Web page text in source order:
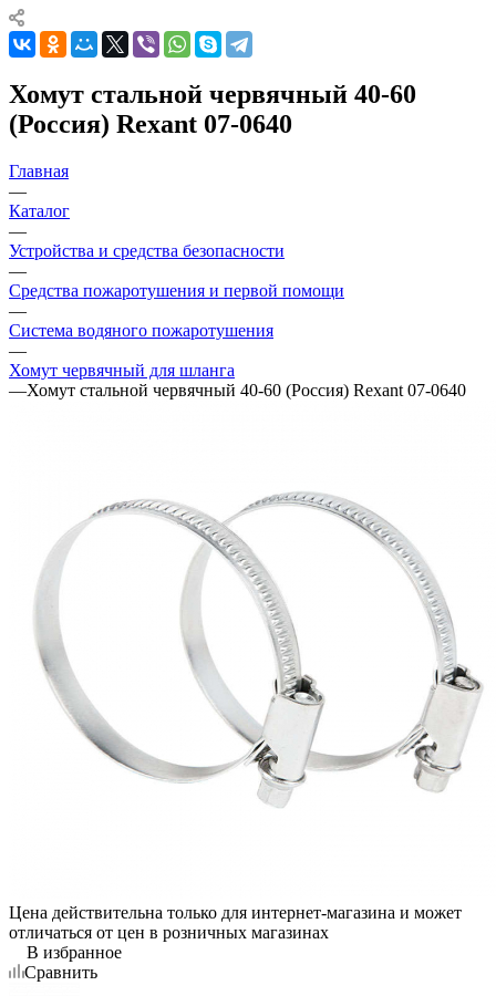
Хомут стальной червячный 40-60
(Россия) Rexant 07-0640
Главная
—
Каталог
—
Устройства и средства безопасности
—
Средства пожаротушения и первой помощи
—
Система водяного пожаротушения
—
Хомут червячный для шланга
—Хомут стальной червячный 40-60 (Россия) Rexant 07-0640
Цена действительна только для интернет-магазина и может
отличаться от цен в розничных магазинах
В избранное
Сравнить